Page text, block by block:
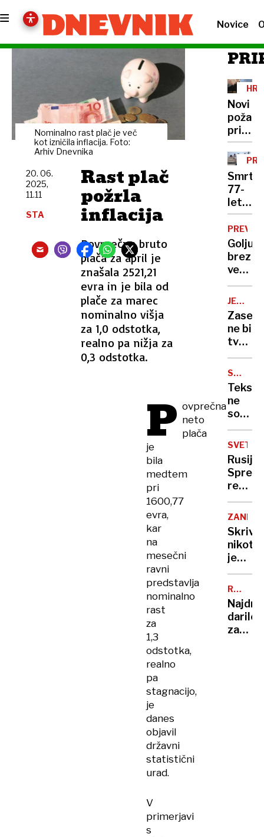
Novice
Nominalno rast plač je več
kot izničila inflacija. Foto:
Arhiv Dnevnika
Rast plač
požrla
inflacija
Povprečna bruto
plača za april je
znašala 2521,21
evra in je bila od
plače za marec
nominalno višja
za 1,0 odstotka,
realno pa nižja za
0,3 odstotka.
20. 06.
2025,
11.11
STA
P ovprečna
neto
plača
je
bila
medtem
pri
1600,77
evra,
kar
na
mesečni
ravni
predstavlja
nominalno
rast
za
1,3
odstotka,
realno
pa
stagnacijo,
je
danes
objavil
državni
statistični
urad.
V
primerjavi
s
Novi
požari
pri
na
delu
Smrt
77-
sem,
da
ste
storilci
Goljufi
brez
vesti:
moj
je
JEK
2
ne bi
tvegal
v
drugi
blok
STARA
Tekstil
ne
sodi
več
v
SVET
Rusija:
režima
v
Iranu
ni
je
lahko
strup
hkrati
tudi
za
RUMENE
NOVICE
darilo
za